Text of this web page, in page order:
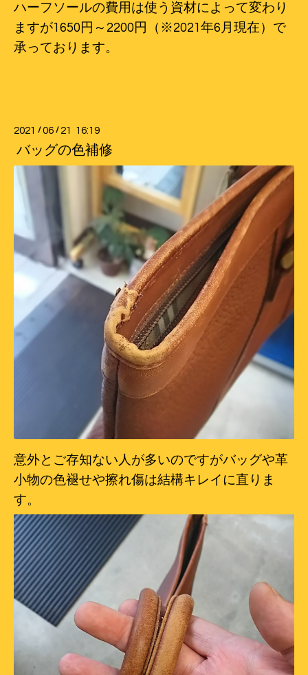
ハーフソールの費用は使う資材によって変わり
ますが1650円～2200円（※2021年6月現在）で
承っております。
2021 /06 / 21 16:19
バッグの色補修
意外とご存知ない人が多いのですがバッグや革
小物の色褪せや擦れ傷は結構キレイに直りま
す。